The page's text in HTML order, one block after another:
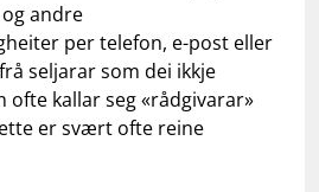
andre
per telefon, e-post eller
seljarar som dei ikkje
ofte kallar seg «rådgivarar»
er svært ofte reine